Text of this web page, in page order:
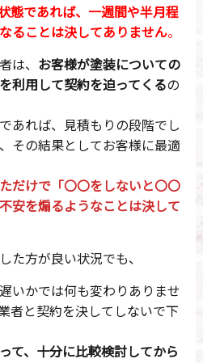
態であれば、一週間や半月程
ることは決してありません。
は、 お客様が塗装についての
利用して契約を迫ってくるの
あれば、見積もりの段階でし
その結果としてお客様に最適
だけで「〇〇をしないと〇〇
安を煽るようなことは決して
た方が良い状況でも、
いかでは何も変わりありませ
者と契約を決してしないで下
て、十分に比較検討してから